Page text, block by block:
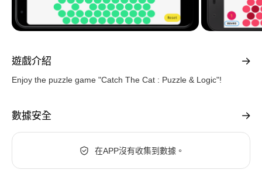
遊戲介紹
Enjoy the puzzle game "Catch The Cat : Puzzle & Logic"!
數據安全
在APP沒有收集到數據。